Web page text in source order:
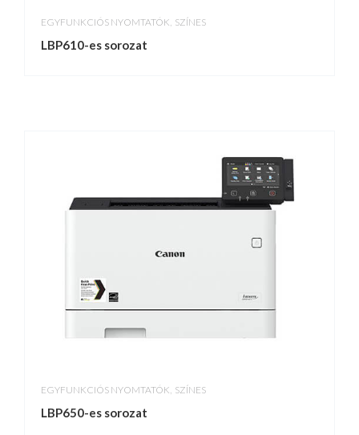
EGYFUNKCIÓS NYOMTATÓK SZÍNES
LBP610-es sorozat
EGYFUNKCIÓS NYOMTATÓK SZÍNES
LBP650-es sorozat